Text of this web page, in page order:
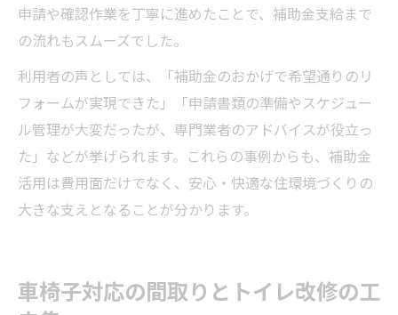
申請や確認作業を丁寧に進めたことで、補助金支給まで
の流れもスムーズでした。
利用者の声としては、「補助金のおかげで希望通りのリ
フォームが実現できた」「申請書類の準備やスケジュー
ル管理が大変だったが、専門業者のアドバイスが役立っ
た」などが挙げられます。これらの事例からも、補助金
活用は費用面だけでなく、安心・快適な住環境づくりの
大きな支えとなることが分かります。
車椅子対応の間取りとトイレ改修の工